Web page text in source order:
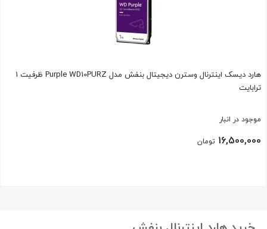
هارد دیسک اینترنال وسترن دیجیتال بنفش مدل Purple WD10PURZ ظرفیت 1
ترابایت
موجود در انبار
16,500,000 تومان